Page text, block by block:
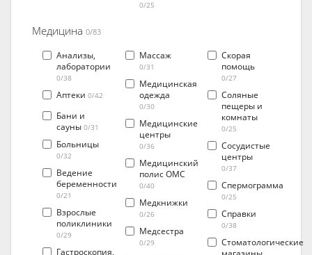
0/25
Медицина 0/83
Анализы,
лаборатории
0/38
Аптеки 0/42
Бани и
сауны 0/31
Больницы
0/32
Ведение
беременности
0/21
Взрослые
поликлиники
0/29
Гастроскопия,
Массаж
0/31
Медицинская
одежда
0/30
Медицинские
центры
0/36
Медицинский
полис ОМС
0/40
Медкнижки
0/26
Медсестра
0/29
Скорая
помощь
0/27
Соляные
пещеры и
комнаты
0/25
Сосудистые
центры
0/37
Спермограмма
0/25
Справки
0/38
Стоматологические